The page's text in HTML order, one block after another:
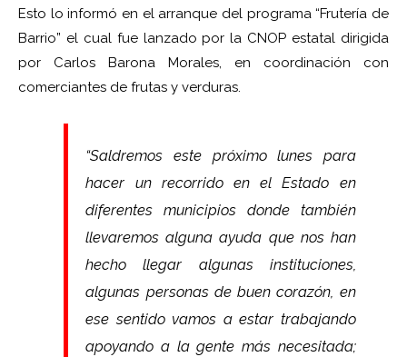
Esto lo informó en el arranque del programa “Frutería de
Barrio” el cual fue lanzado por la CNOP estatal dirigida
por Carlos Barona Morales, en coordinación con
comerciantes de frutas y verduras.
“Saldremos este próximo lunes para
hacer un recorrido en el Estado en
diferentes municipios donde también
llevaremos alguna ayuda que nos han
hecho llegar algunas instituciones,
algunas personas de buen corazón, en
ese sentido vamos a estar trabajando
apoyando a la gente más necesitada;